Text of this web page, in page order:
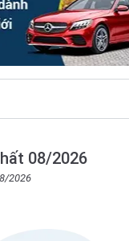
08/2026
2026